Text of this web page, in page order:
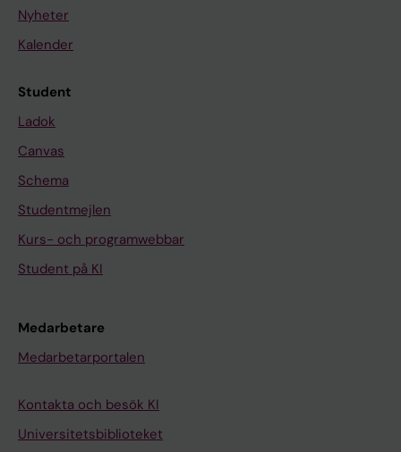
Nyheter
Kalender
Student
Ladok
Canvas
Schema
Studentmejlen
Kurs- och programwebbar
Student på KI
Medarbetare
Medarbetarportalen
Kontakta och besök KI
Universitetsbiblioteket